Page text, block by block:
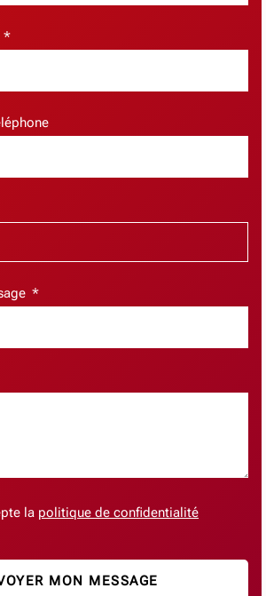
la politique de confidentialité
MON MESSAGE